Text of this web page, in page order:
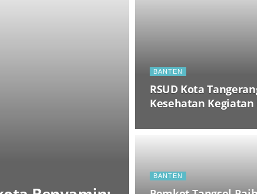
BANTEN
RSUD Kota
Kesehatan
BANTEN